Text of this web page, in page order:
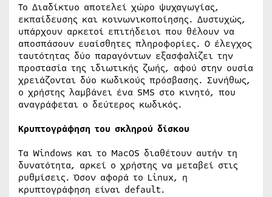
Το Διαδίκτυο αποτελεί χώρο ψυχαγωγίας,
εκπαίδευσης και κοινωνικοποίησης. Δυστυχώς,
υπάρχουν αρκετοί επιτήδειοι που θέλουν να
αποσπάσουν ευαίσθητες πληροφορίες. Ο έλεγχος
ταυτότητας δύο παραγόντων εξασφαλίζει την
προστασία της ιδιωτικής ζωής, αφού στην ουσία
χρειάζονται δύο κωδικούς πρόσβασης. Συνήθως,
ο χρήστης λαμβάνει ένα SMS στο κινητό, που
αναγράφεται ο δεύτερος κωδικός.
Κρυπτογράφηση του σκληρού δίσκου
Τα Windows και το MacOS διαθέτουν αυτήν τη
δυνατότητα, αρκεί ο χρήστης να μεταβεί στις
ρυθμίσεις. Όσον αφορά το Linux, η
κρυπτογράφηση είναι default.